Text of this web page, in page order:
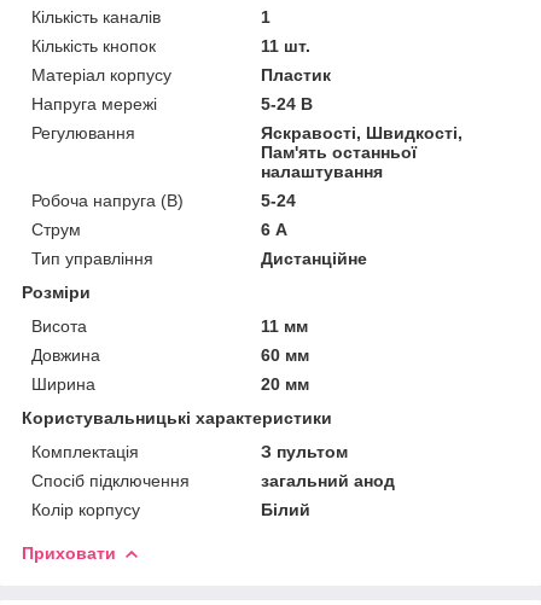
Кількість каналів
1
Кількість кнопок
11 шт.
Матеріал корпусу
Пластик
Напруга мережі
5-24 В
Регулювання
Яскравості, Швидкості,
Пам'ять останньої
налаштування
Робоча напруга (В)
5-24
Струм
6 А
Тип управління
Дистанційне
Розміри
Висота
11 мм
Довжина
60 мм
Ширина
20 мм
Користувальницькі характеристики
Комплектація
З пультом
Спосіб підключення
загальний анод
Колір корпусу
Білий
Приховати